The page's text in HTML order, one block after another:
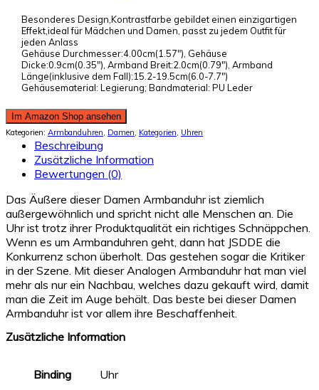
Besonderes Design,Kontrastfarbe gebildet einen einzigartigen
Effekt,ideal für Mädchen und Damen, passt zu jedem Outfit für
jeden Anlass
Gehäuse Durchmesser:4.00cm(1.57″), Gehäuse
Dicke:0.9cm(0.35″), Armband Breit:2.0cm(0.79″), Armband
Länge(inklusive dem Fall):15.2-19.5cm(6.0-7.7″)
Gehäusematerial: Legierung; Bandmaterial: PU Leder
Im Amazon Shop ansehen
Kategorien: Armbanduhren, Damen, Kategorien, Uhren
Beschreibung
Zusätzliche Information
Bewertungen (0)
Das Äußere dieser Damen Armbanduhr ist ziemlich
außergewöhnlich und spricht nicht alle Menschen an. Die
Uhr ist trotz ihrer Produktqualität ein richtiges Schnäppchen.
Wenn es um Armbanduhren geht, dann hat JSDDE die
Konkurrenz schon überholt. Das gestehen sogar die Kritiker
in der Szene. Mit dieser Analogen Armbanduhr hat man viel
mehr als nur ein Nachbau, welches dazu gekauft wird, damit
man die Zeit im Auge behält. Das beste bei dieser Damen
Armbanduhr ist vor allem ihre Beschaffenheit.
Zusätzliche Information
Binding Uhr